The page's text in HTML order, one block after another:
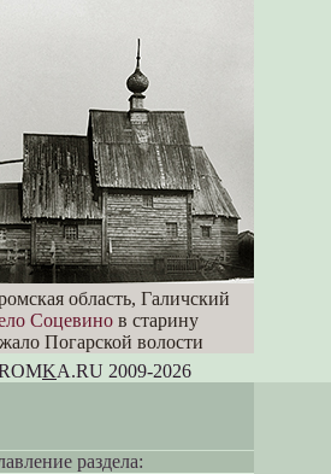
область, Галичский
Соцевинов старину
Погарской волости
KA.RU 2009-2026
раздела: